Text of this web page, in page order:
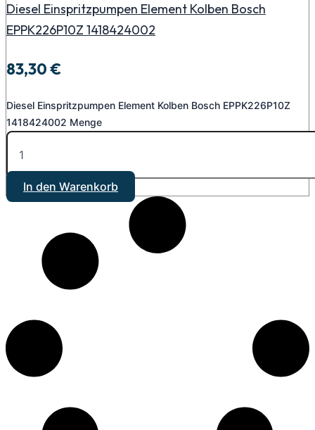
Diesel Einspritzpumpen Element Kolben Bosch
EPPK226P10Z 1418424002
83,30€
Diesel Einspritzpumpen Element Kolben Bosch EPPK226P10Z
1418424002 Menge
In den Warenkorb